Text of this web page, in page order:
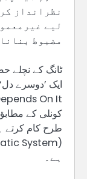
نظرانداز
لیے
مضبوط
ٹانگ کے نچلے
کونلی کے
طرح کام کرتے
ہے۔